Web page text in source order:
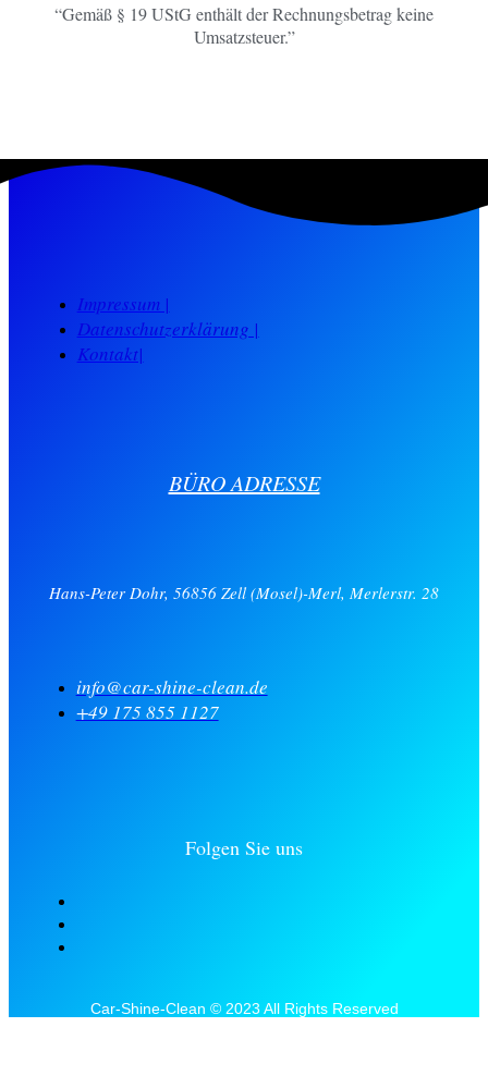
“Gemäß § 19 UStG enthält der Rechnungsbetrag keine
Umsatzsteuer.”
Impressum |
Datenschutzerklärung |
Kontakt|
BÜRO ADRESSE
Hans-Peter Dohr, 56856 Zell (Mosel)-Merl, Merlerstr. 28
info@car-shine-clean.de
+49 175 855 1127
Folgen Sie uns
Car-Shine-Clean © 2023 All Rights Reserved